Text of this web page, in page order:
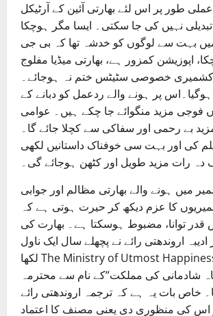
طور پر اس لئے بھارتی آئین کے آرٹیکل
تبدیلی نہیں کی جا سکتی۔ ایسا مگر ہوچکا
بہت سے لوگوں کو خدشہ تھا کہ بی جی
اپوزیشن کمزور ہے، بھارتی میڈیا مفلوج
کشمیری خصوصی سٹیٹس ختم نہ ہوجائے۔
پر ہونے والے ردعمل کو دبانے کے
فوجی مزید منگوائے جا چکے ہیں۔ عوامی
بے رحمی اور سفاکی سے کچلا جائے گا۔
کی اور بہت سی خوفناک داستانیں لکھی
دہ رات مزید طویل اور کٹھن ہوجائے گی۔
میں ہونے والے بھارتی مظالم اور جوابی
کا عزم دیکھ کر حیرت ہوتی ہے کہ
قدر توانا، مضبوط ہوسکتا ہے۔ بھارت کی
اروندھتی رائے نے پچھلے سال ایک ناول
لکھا The Ministry of Utmost Happiness۔ اس کا اردو
شادمانی کی مملکت“کے نام سے محترمہ
خاص بات یہ ہے کہ ترجمہ اروندھتی رائے
اس کی منظوری دی یعنی مصنف کا اعتماد